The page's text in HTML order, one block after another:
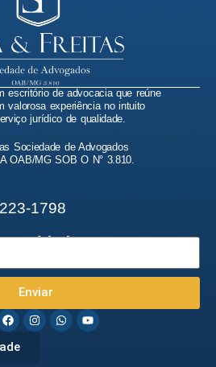
escritório de advocacia que reúne
valorosa experiência no intuito
jurídico de qualidade.
Sociedade de Advogados
OAB/MG SOB O N° 3.810.
1798
novidades?
Enviar